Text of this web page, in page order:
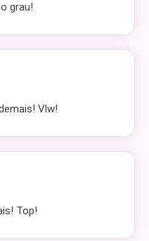
grau!
Vlw!
Top!